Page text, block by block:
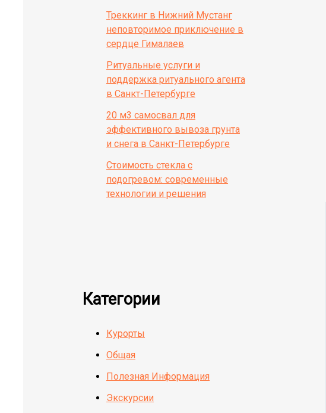
Треккинг в Нижний Мустанг
неповторимое приключение в
сердце Гималаев
Ритуальные услуги и
поддержка ритуального агента
в Санкт-Петербурге
20 м3 самосвал для
эффективного вывоза грунта
и снега в Санкт-Петербурге
Стоимость стекла с
подогревом: современные
технологии и решения
Категории
Курорты
Общая
Полезная Информация
Экскурсии